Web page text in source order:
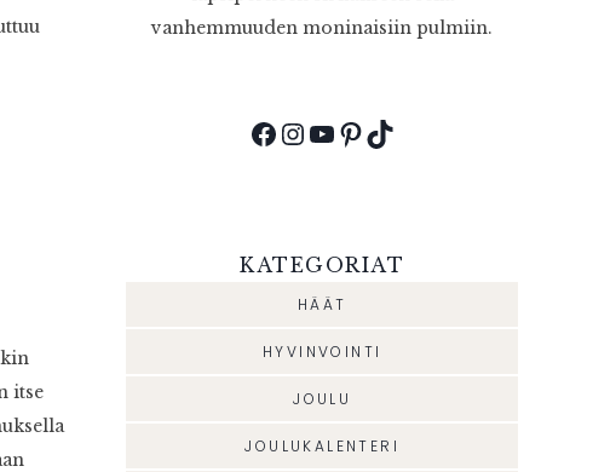
itse
vanhemmuuden moninaisiin pulmiin.
Facebook
Instagram
YouTube
Pinterest
TikTok
KATEGORIAT
HÄÄT
HYVINVOINTI
JOULU
JOULUKALENTERI